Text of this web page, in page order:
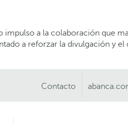
impulso a la colaboración que
a reforzar la divulgación y
Contacto